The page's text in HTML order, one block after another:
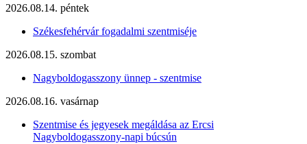
2026.08.14. péntek
Székesfehérvár fogadalmi szentmiséje
2026.08.15. szombat
Nagyboldogasszony ünnep - szentmise
2026.08.16. vasárnap
Szentmise és jegyesek megáldása az Ercsi
Nagyboldogasszony-napi búcsún